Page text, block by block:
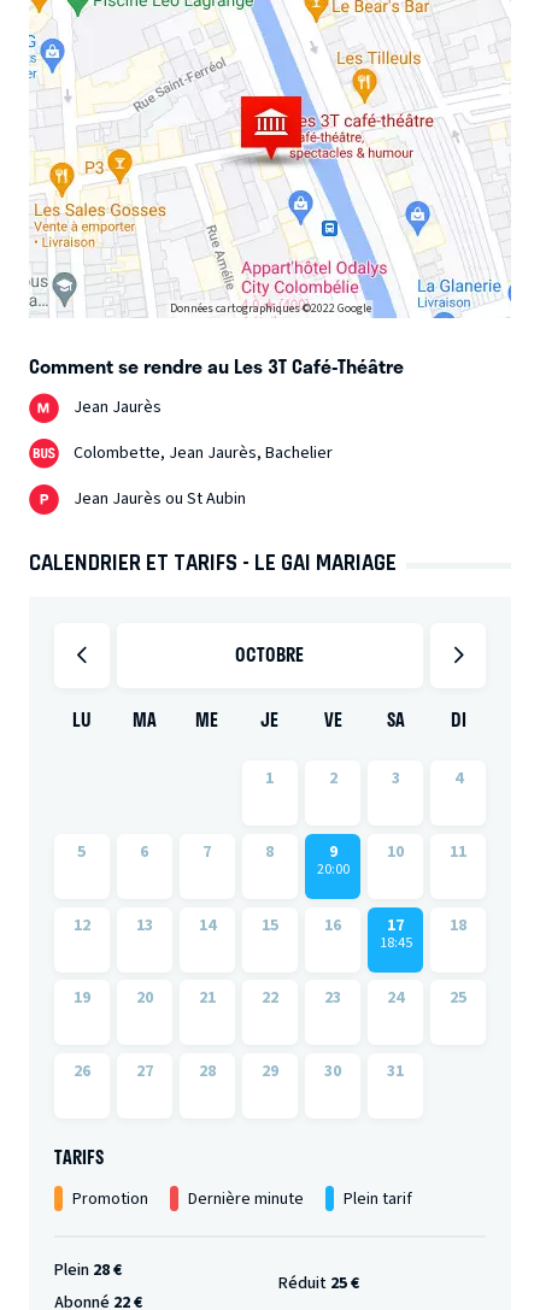
Données cartographiques ©2022 Google
Comment se rendre au Les 3T Café-Théâtre
Jean Jaurès
Colombette, Jean Jaurès, Bachelier
Jean Jaurès ou St Aubin
CALENDRIER ET TARIFS - LE GAI MARIAGE
OCTOBRE
LU MA ME JE VE SA DI
1 2 3 4
5 6 7 8 9
20:00
10 11
12 13 14 15 16 17
18:45
18
19 20 21 22 23 24 25
26 27 28 29 30 31
TARIFS
Promotion Dernière minute Plein tarif
Plein 28 €
Abonné 22 €
Réduit 25 €